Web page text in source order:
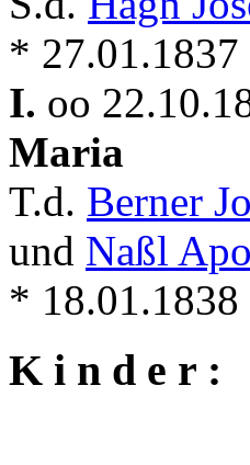
*
I. oo
Maria
T.d. Berner
und Naßl
* 18.01.1838
K i n d e r :